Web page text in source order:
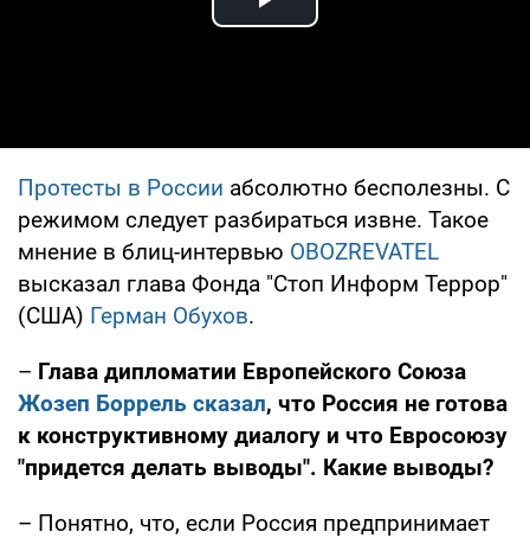
Play Video
Протесты в России абсолютно бесполезны. С
режимом следует разбираться извне. Такое
мнение в блиц-интервью OBOZREVATEL
высказал глава Фонда "Стоп Информ Террор"
(США) Герман Обухов.
– Глава дипломатии Европейского Союза
Жозеп Боррель сказал, что Россия не готова
к конструктивному диалогу и что Евросоюзу
"придется делать выводы". Какие выводы?
– Понятно, что, если Россия предпринимает